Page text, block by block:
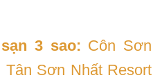
3 sao: Côn Sơn
Tân Sơn Nhất Resort